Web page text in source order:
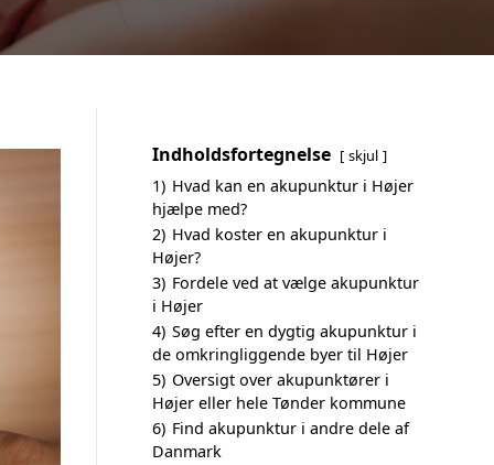
Indholdsfortegnelse skjul
1) Hvad kan en akupunktur i Højer
hjælpe med?
2) Hvad koster en akupunktur i
Højer?
3) Fordele ved at vælge akupunktur
i Højer
4) Søg efter en dygtig akupunktur i
de omkringliggende byer til Højer
5) Oversigt over akupunktører i
Højer eller hele Tønder kommune
6) Find akupunktur i andre dele af
Danmark